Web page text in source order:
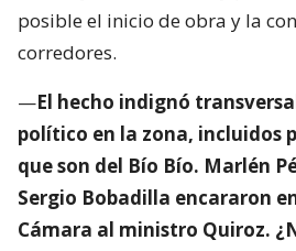
posible el inicio de obra y la
corredores.
—El hecho indignó
político en la zona, incluidos
que son del Bío Bío. Marlén
Sergio Bobadilla encararon
Cámara al ministro Quiroz.